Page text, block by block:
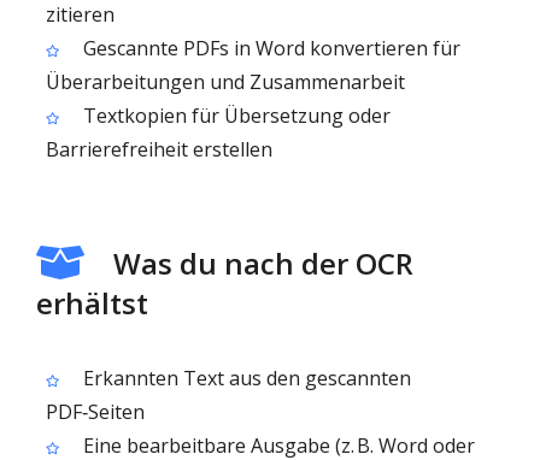
zitieren
Gescannte PDFs in Word konvertieren für
Überarbeitungen und Zusammenarbeit
Textkopien für Übersetzung oder
Barrierefreiheit erstellen
Was du nach der OCR
erhältst
Erkannten Text aus den gescannten
PDF‑Seiten
Eine bearbeitbare Ausgabe (z. B. Word oder